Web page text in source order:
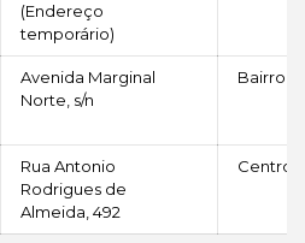
(Endereço
temporário)
Avenida Marginal
Norte, s/n
Bairro
Rua Antonio
Rodrigues de
Almeida, 492
Centro